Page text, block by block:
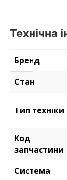
Технічна
Бренд
Стан
Тип техніки
Код
запчастини
Система